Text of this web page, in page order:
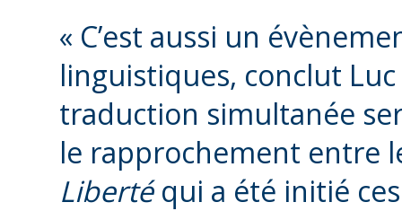
« C’est aussi un
linguistiques, conclut
traduction simultanée
le rapprochement entre
Libertéqui a été initié